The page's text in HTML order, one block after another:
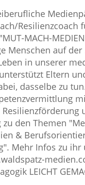
Resilienzcoach
MACH-
Menschen auf der
in unserer
Eltern
dasselbe zu
den Themen
&
Mehr Infos zu ihr
LEICHT